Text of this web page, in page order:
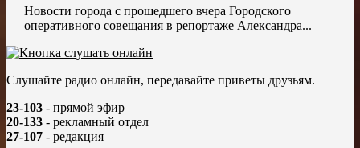
Новости города с прошедшего вчера Городского
оперативного совещания в репортаже Александра...
Слушайте радио онлайн, передавайте приветы друзьям.
23-103 - прямой эфир
20-133 - рекламный отдел
27-107 - редакция